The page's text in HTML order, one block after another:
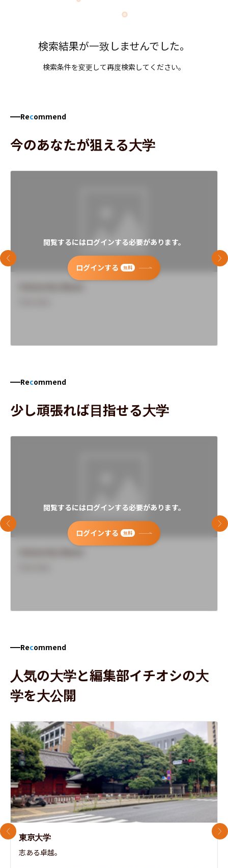
検索結果が一致しませんでした。
検索条件を変更して再度検索してください。
Recommend
今のあなたが狙える大学
閲覧するにはログインする必要があります。
ログインする 無料
前のスライド 次
Recommend
少し頑張れば目指せる大学
閲覧するにはログインする必要があります。
ログインする 無料
前のスライド 次
Recommend
人気の大学と編集部イチオシの大
学を大公開
東京大学
志ある卓越。
前のスライド 次